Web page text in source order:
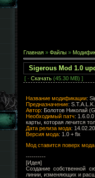
Главная » Файлы »
Sigerous Mod 1.0
[ · Скачать (45.30 MB) ]
Название модификации:
Предназначение:
Автор: Болотов Николай
Необходимый патч:
карты, которая лечится
Дата релиза мода:
Версия мода: 1.0 + fix
Мод ставится поверх
----------
[Идея]
Создание собственной
линии, изменяющих и